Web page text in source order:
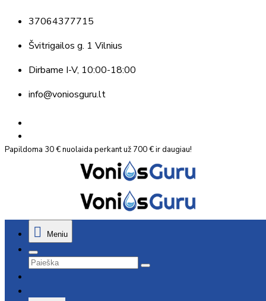
37064377715
Švitrigailos g. 1 Vilnius
Dirbame I-V, 10:00-18:00
info@voniosguru.lt
Papildoma 30 € nuolaida perkant už 700 € ir daugiau!
Meniu